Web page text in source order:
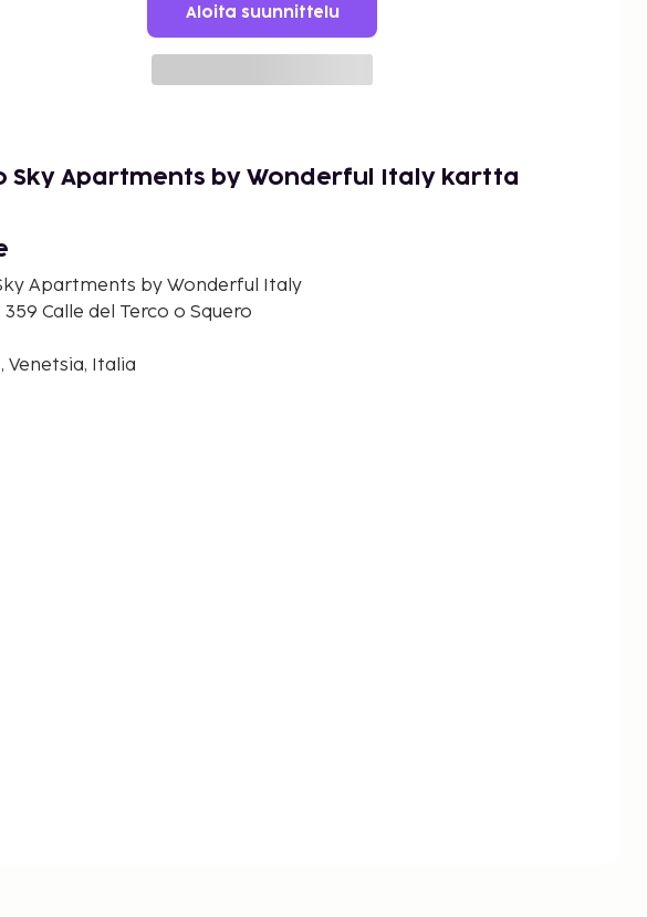
Aloita suunnittelu
Sky Apartments by Wonderful Italy kartta
Apartments by Wonderful Italy
Calle del Terco o Squero
Venetsia, Italia